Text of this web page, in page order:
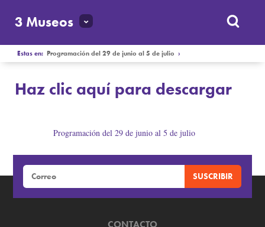
3 Museos
Estas en:Programación del 29 de junio al 5 de julio ›
Haz clic aquí para descargar
Programación del 29 de junio al 5 de julio
Haz clic aquí para descargar